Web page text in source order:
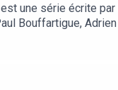
une série écrite
Bouffartigue, Adrien
Music, Illustration :
sur les